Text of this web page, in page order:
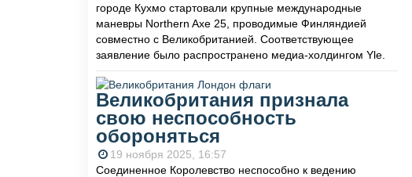
городе Кухмо стартовали крупные международные
маневры Northern Axe 25, проводимые Финляндией
совместно с Великобританией. Соответствующее
заявление было распространено медиа-холдингом Yle.
Великобритания признала
свою неспособность
обороняться
19 ноября 2025, 16:57
Соединенное Королевство неспособно к ведению